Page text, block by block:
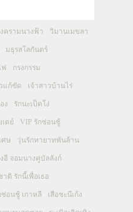
ครามนางฟ้า วิมานเมขลา
มธุรสโลกันตร์
ฟ กรงกรรม
แก้ขัด เจ้าสาวบ้านไร่
ง รักนะเป็ดโง่
ดย์ VIP รักซ่อนชู้
ศษ วุ่นรักทายาทพันล้าน
อี จอมนางคู่บัลลังก์
ติ รักนี้เพื่อเธอ
ซ่อนชู้ เกาหลี เสือชะนีเก้ง